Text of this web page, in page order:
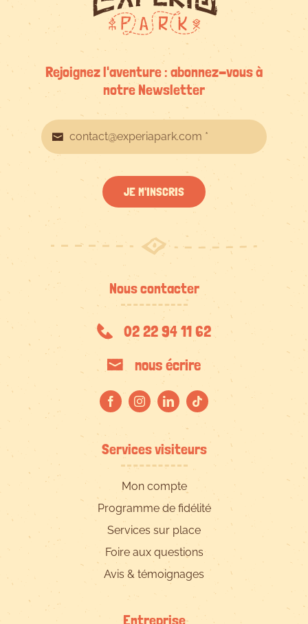
Rejoignez l'aventure : abonnez-vous à
notre Newsletter
JE M'INSCRIS
Nous contacter
02 22 94 11 62
nous écrire
Services visiteurs
Mon compte
Programme de fidélité
Services sur place
Foire aux questions
Avis & témoignages
Entreprise